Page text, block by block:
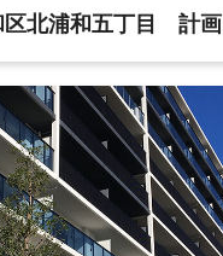
区北浦和五丁目 計画